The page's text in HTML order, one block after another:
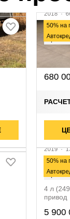
50% на
2018·
LADA
1.7 л
680
50% на
2019·
4 л
привод
5 900